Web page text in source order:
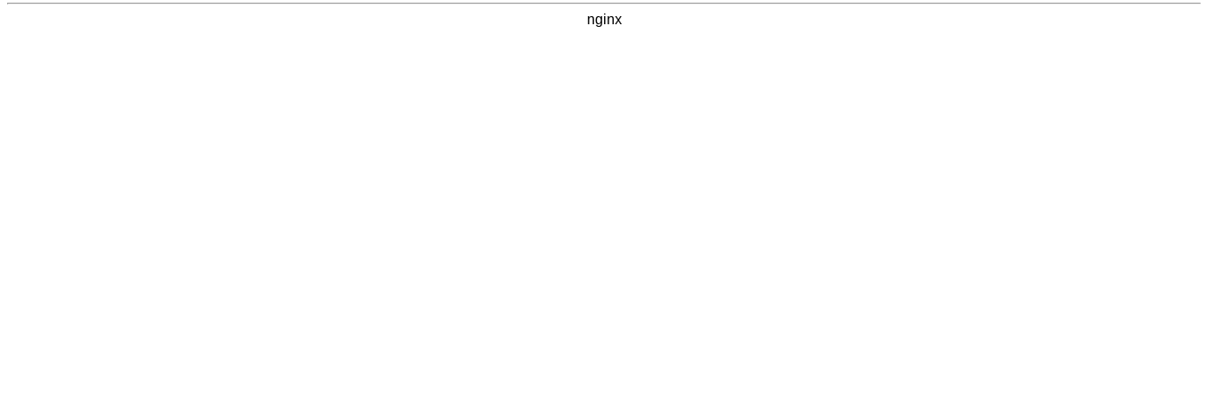
nginx